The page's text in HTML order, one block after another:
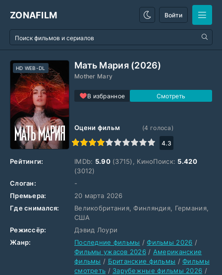
ZONAFILM Войти
Мать Мария (2026)
Mother Mary
В избранное
HD WEB-DL
Оцени фильм
1
2 3 4 5 6 7 8 9 10
(4 голоса)
4.3
Рейтинги: IMDb: 5.90(3715), КиноПоиск: 5.420
(3012)
Слоган:
-
Премьера:
20 марта 2026
Где снимался:
Великобритания, Финляндия, Германия,
США
Режиссёр:
Дэвид Лоури
Жанр:
Последние фильмы /Фильмы 2026 /
Фильмы ужасов 2026 / Американские
фильмы / Британские фильмы /Фильмы
смотреть / Зарубежные фильмы 2026 /